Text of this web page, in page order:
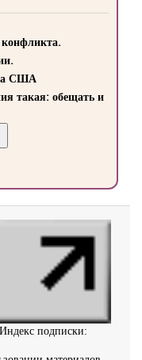
США
такая: обещать и
подписки: